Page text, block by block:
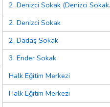
2. Denizci Sokak (Denizci
2. Denizci Sokak
2. Dadaş Sokak
3. Ender Sokak
Halk Eğitim Merkezi
Halk Eğitim Merkezi